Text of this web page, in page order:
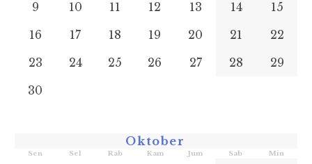
9 10 11 12 13 14
15
16
17 18 19 20 21
22
23
24 25 26 27 28
29
30
Oktober
Sen Sel Rab Kam Jum Sab Min